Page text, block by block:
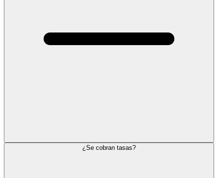
¿Se cobran tasas?